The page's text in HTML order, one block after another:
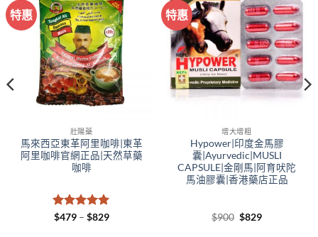
特惠
壯陽藥
馬來西亞東革阿里咖啡|東革
阿里咖啡官網正品|天然草藥
咖啡
評分5滿
$479 – $829Price
特惠
增大增粗
Hypower|印度金馬膠
囊|Ayurvedic|MUSLI
CAPSULE|金剛馬|阿育吠陀
馬油膠囊|香港藥店正品
$900 Original
$829Current